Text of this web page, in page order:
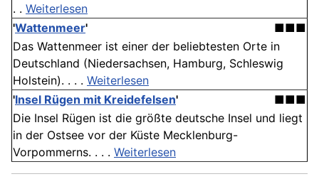
. . Weiterlesen
'Wattenmeer'
■■■
Das Wattenmeer ist einer der beliebtesten Orte in
Deutschland (Niedersachsen, Hamburg, Schleswig
Holstein). . . . Weiterlesen
'Insel Rügen mit Kreidefelsen'
■■■
Die Insel Rügen ist die größte deutsche Insel und liegt
in der Ostsee vor der Küste Mecklenburg-
Vorpommerns. . . . Weiterlesen